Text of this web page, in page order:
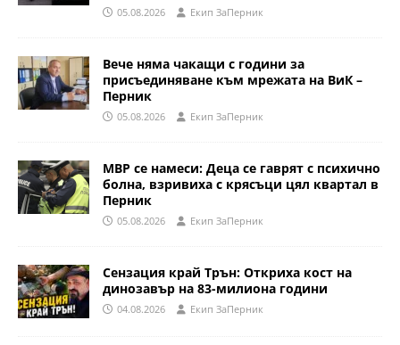
05.08.2026 Eкип ЗаПерник
Вече няма чакащи с години за
присъединяване към мрежата на ВиК –
Перник
05.08.2026 Eкип ЗаПерник
МВР се намеси: Деца се гаврят с психично
болна, взривиха с крясъци цял квартал в
Перник
05.08.2026 Eкип ЗаПерник
Сензация край Трън: Откриха кост на
динозавър на 83-милиона години
04.08.2026 Eкип ЗаПерник